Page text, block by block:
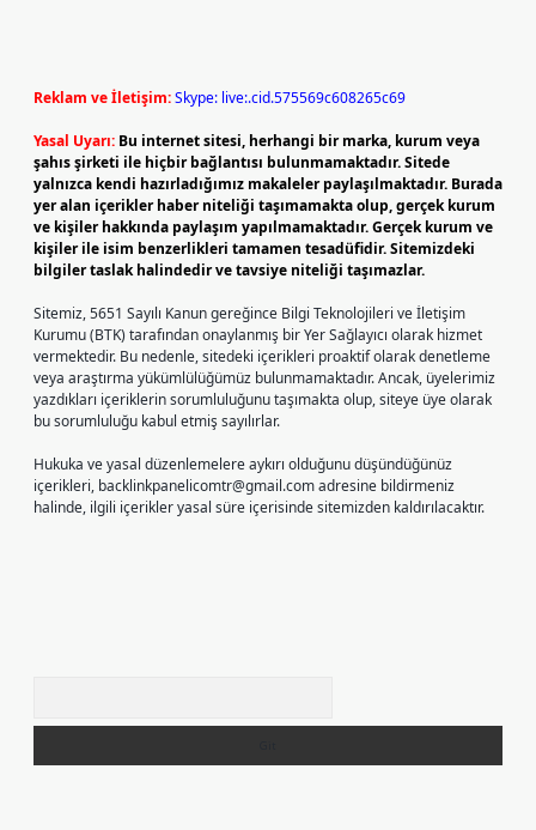
Reklam ve İletişim:Skype: live:.cid.575569c608265c69
Yasal Uyarı: Bu internet sitesi, herhangi bir marka, kurum veya
şahıs şirketi ile hiçbir bağlantısı bulunmamaktadır. Sitede
yalnızca kendi hazırladığımız makaleler paylaşılmaktadır. Burada
yer alan içerikler haber niteliği taşımamakta olup, gerçek kurum
ve kişiler hakkında paylaşım yapılmamaktadır. Gerçek kurum ve
kişiler ile isim benzerlikleri tamamen tesadüfidir. Sitemizdeki
bilgiler taslak halindedir ve tavsiye niteliği taşımazlar.
Sitemiz, 5651 Sayılı Kanun gereğince Bilgi Teknolojileri ve İletişim
Kurumu (BTK) tarafından onaylanmış bir Yer Sağlayıcı olarak hizmet
vermektedir. Bu nedenle, sitedeki içerikleri proaktif olarak denetleme
veya araştırma yükümlülüğümüz bulunmamaktadır. Ancak, üyelerimiz
yazdıkları içeriklerin sorumluluğunu taşımakta olup, siteye üye olarak
bu sorumluluğu kabul etmiş sayılırlar.
Hukuka ve yasal düzenlemelere aykırı olduğunu düşündüğünüz
içerikleri, backlinkpanelicomtr@gmail.comadresine bildirmeniz
halinde, ilgili içerikler yasal süre içerisinde sitemizden kaldırılacaktır.